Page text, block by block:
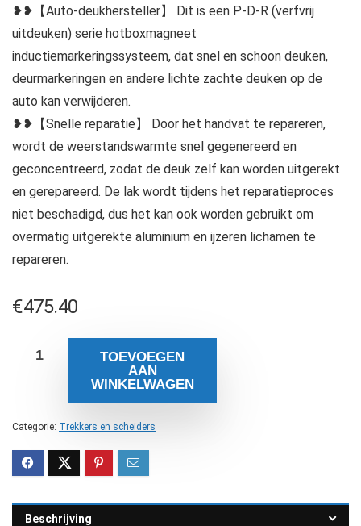
❥❥【Auto-deukhersteller】 Dit is een P-D-R (verfvrij
uitdeuken) serie hotboxmagneet
inductiemarkeringssysteem, dat snel en schoon deuken,
deurmarkeringen en andere lichte zachte deuken op de
auto kan verwijderen.
❥❥【Snelle reparatie】 Door het handvat te repareren,
wordt de weerstandswarmte snel gegenereerd en
geconcentreerd, zodat de deuk zelf kan worden uitgerekt
en gerepareerd. De lak wordt tijdens het reparatieproces
niet beschadigd, dus het kan ook worden gebruikt om
overmatig uitgerekte aluminium en ijzeren lichamen te
repareren.
€475.40
TOEVOEGEN
AAN
WINKELWAGEN
Categorie: Trekkers en scheiders
Beschrijving